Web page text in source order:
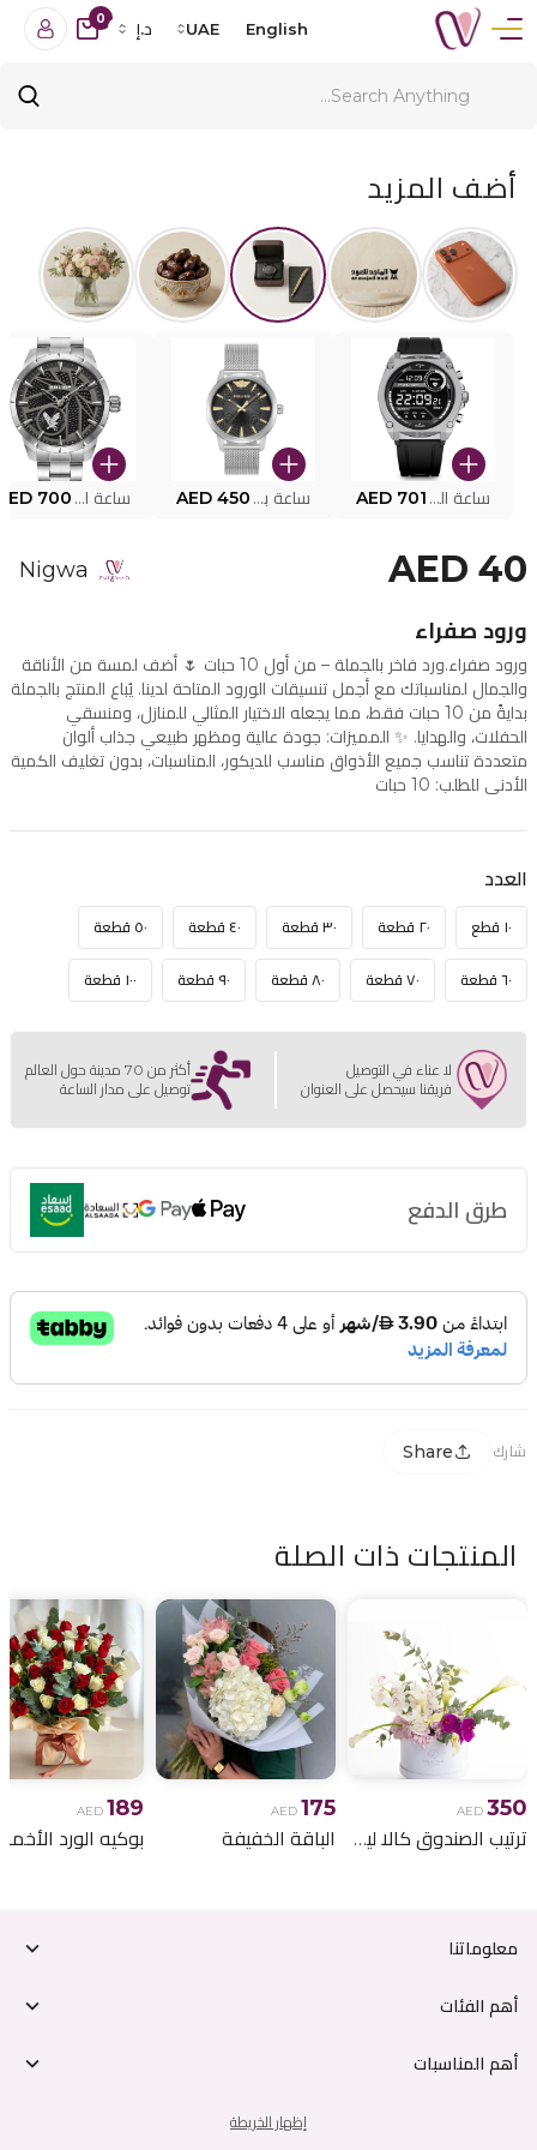
English
UAE د.إ
0
أضف المزيد
ساعة البوليس الذكية MY.AVATAR PEIUN0000101 AED 701 ساعة بوليس للرجال PEWJG0005002 AED 450 ساعة البوليس PEWJG2227302 700
AED 40
Nigwa
ورود صفراء
ورود صفراء.ورد فاخر بالجملة – من أول 10 حبات 🌷 أضف لمسة من الأناقة
والجمال لمناسباتك مع أجمل تنسيقات الورود المتاحة لدينا. يُباع المنتج بالجملة
بدايةً من 10 حبات فقط، مما يجعله الاختيار المثالي للمنازل، ومنسقي
الحفلات، والهدايا. ✨ المميزات: جودة عالية ومظهر طبيعي جذاب ألوان
متعددة تناسب جميع الأذواق مناسب للديكور، المناسبات، بدون تغليف الكمية
الأدنى للطلب: 10 حبات
العدد
١٠ قطع ٢٠ قطعة ٣٠ قطعة ٤٠ قطعة ٥٠ قطعة
٦٠ قطعة ٧٠ قطعة ٨٠ قطعة ٩٠ قطعة ١٠٠ قطعة
لا عناء في التوصيل
فريقنا سيحصل على العنوان
أكثر من 70 مدينة حول العالم
توصيل على مدار الساعة
طرق الدفع
شارك Share
المنتجات ذات الصلة
AED 350
ترتيب الصندوق كالا ليلي
AED 175
الباقة الخفيفة
AED 189
معلوماتنا
أهم الفئات
أهم المناسبات
إظهار الخريطة